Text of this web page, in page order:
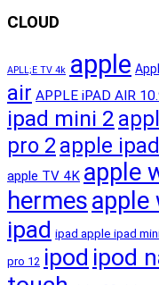
CLOUD
APLL;E TV 4k apple
air APPLE iPAD AIR
ipad mini 2
pro 2 apple
apple TV 4K apple
hermesapple
ipad ipad apple ipad
pro 12 ipod ipod